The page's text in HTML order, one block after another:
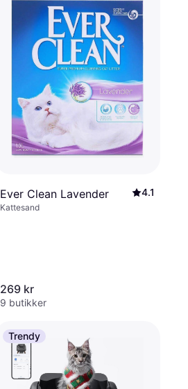
Ever Clean Lavender 4.1
Kattesand
269 kr
9 butikker
Trendy